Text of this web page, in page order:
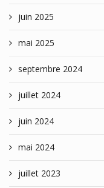
juin 2025
mai 2025
septembre 2024
juillet 2024
juin 2024
mai 2024
juillet 2023